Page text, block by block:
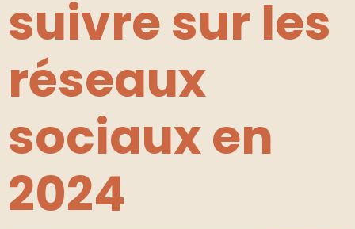
suivre sur les
réseaux
sociaux en
2024